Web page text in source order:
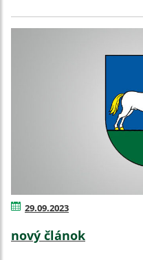
29.09.2023
nový článok